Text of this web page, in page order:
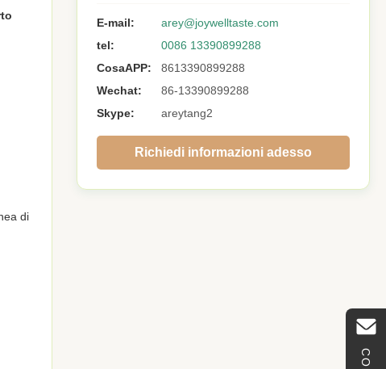
di
E-mail:
arey@joywelltaste.com
tel:
0086 13390899288
CosaAPP:
8613390899288
Wechat:
86-13390899288
Skype:
areytang2
Richiedi informazioni adesso